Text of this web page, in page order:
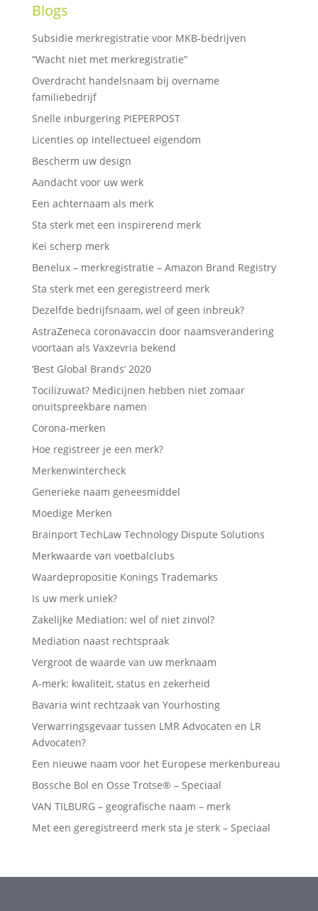
Blogs
Subsidie merkregistratie voor MKB-bedrijven
“Wacht niet met merkregistratie”
Overdracht handelsnaam bij overname
familiebedrijf
Snelle inburgering PIEPERPOST
Licenties op intellectueel eigendom
Bescherm uw design
Aandacht voor uw werk
Een achternaam als merk
Sta sterk met een inspirerend merk
Kei scherp merk
Benelux – merkregistratie – Amazon Brand Registry
Sta sterk met een geregistreerd merk
Dezelfde bedrijfsnaam, wel of geen inbreuk?
AstraZeneca coronavaccin door naamsverandering
voortaan als Vaxzevria bekend
‘Best Global Brands’ 2020
Tocilizuwat? Medicijnen hebben niet zomaar
onuitspreekbare namen
Corona-merken
Hoe registreer je een merk?
Merkenwintercheck
Generieke naam geneesmiddel
Moedige Merken
Brainport TechLaw Technology Dispute Solutions
Merkwaarde van voetbalclubs
Waardepropositie Konings Trademarks
Is uw merk uniek?
Zakelijke Mediation: wel of niet zinvol?
Mediation naast rechtspraak
Vergroot de waarde van uw merknaam
A-merk: kwaliteit, status en zekerheid
Bavaria wint rechtzaak van Yourhosting
Verwarringsgevaar tussen LMR Advocaten en LR
Advocaten?
Een nieuwe naam voor het Europese merkenbureau
Bossche Bol en Osse Trotse® – Speciaal
VAN TILBURG – geografische naam – merk
Met een geregistreerd merk sta je sterk – Speciaal